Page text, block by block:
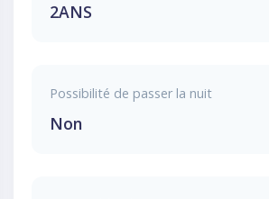
2ANS
Possibilité de passer la nuit
Non